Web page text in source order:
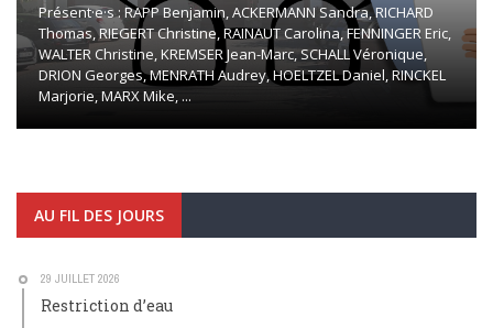
Présent·e·s : RAPP Benjamin, ACKERMANN Sandra, RICHARD
Thomas, RIEGERT Christine, RAINAUT Carolina, FENNINGER Eric,
WALTER Christine, KREMSER Jean-Marc, SCHALL Véronique,
DRION Georges, MENRATH Audrey, HOELTZEL Daniel, RINCKEL
Marjorie, MARX Mike, ...
AU FIL DES JOURS
29 JUILLET 2026
Restriction d’eau